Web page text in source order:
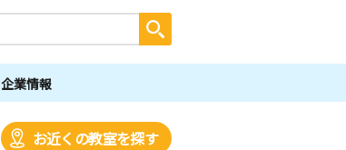
企業情報
お近くの教室を探す